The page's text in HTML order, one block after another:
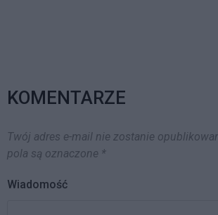
KOMENTARZE
Twój adres e-mail nie zostanie
pola są oznaczone *
Wiadomość